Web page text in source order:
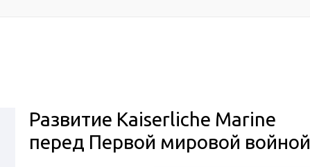
Развитие Kaiserliche Marine
перед Первой мировой войной